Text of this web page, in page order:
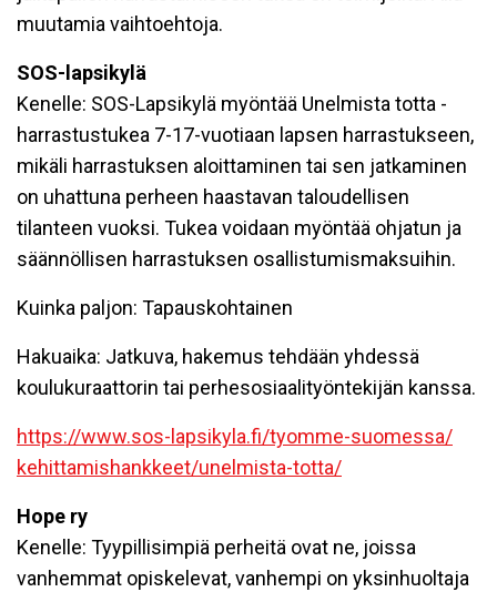
muutamia vaihtoehtoja.
SOS-lapsikylä
Kenelle: SOS-Lapsikylä myöntää Unelmista totta -
harrastustukea 7-17-vuotiaan lapsen harrastukseen,
mikäli harrastuksen aloittaminen tai sen jatkaminen
on uhattuna perheen haastavan taloudellisen
tilanteen vuoksi. Tukea voidaan myöntää ohjatun ja
säännöllisen harrastuksen osallistumismaksuihin.
Kuinka paljon: Tapauskohtainen
Hakuaika: Jatkuva, hakemus tehdään yhdessä
koulukuraattorin tai perhesosiaalityöntekijän kanssa.
https://www.sos-lapsikyla.fi/tyomme-suomessa/
kehittamishankkeet/unelmista-totta/
Hope ry
Kenelle: Tyypillisimpiä perheitä ovat ne, joissa
vanhemmat opiskelevat, vanhempi on yksinhuoltaja